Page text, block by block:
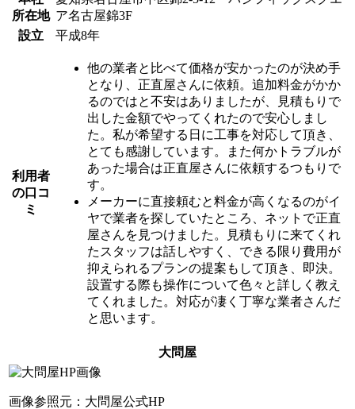
所在地 ア名古屋錦3F
設立
平成8年
利用者
の口コ
ミ
他の業者と比べて価格が安かったのが決め手
となり、正直屋さんに依頼。追加料金がかか
るのではと不安はありましたが、見積もりで
出した金額でやってくれたので安心しまし
た。私が希望する日に工事を対応して頂き、
とても感謝しています。また何かトラブルが
あった場合は正直屋さんに依頼するつもりで
す。
メーカーに直接頼むと料金が高くなるのがイ
ヤで業者を探していたところ、ネットで正直
屋さんを見つけました。見積もりに来てくれ
たスタッフは話しやすく、できる限り費用が
抑えられるプランの提案もして頂き、即決。
設置する際も操作について色々と詳しく教え
てくれました。対応が凄く丁寧な業者さんだ
と思います。
大問屋
画像参照元：大問屋公式HP